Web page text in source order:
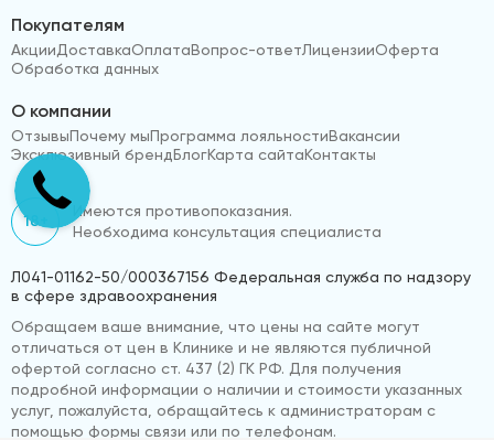
Покупателям
АкцииДоставкаОплатаВопрос-ответЛицензииОферта
Обработка данных
О компании
ОтзывыПочему мыПрограмма лояльностиВакансии
Эксклюзивный брендБлогКарта сайтаКонтакты
18+
Имеются противопоказания.
Необходима консультация специалиста
Л041-01162-50/000367156 Федеральная служба по надзору
в сфере здравоохранения
Обращаем ваше внимание, что цены на сайте могут
отличаться от цен в Клинике и не являются публичной
офертой согласно ст. 437 (2) ГК РФ. Для получения
подробной информации о наличии и стоимости указанных
услуг, пожалуйста, обращайтесь к администраторам с
помощью формы связи или по телефонам.